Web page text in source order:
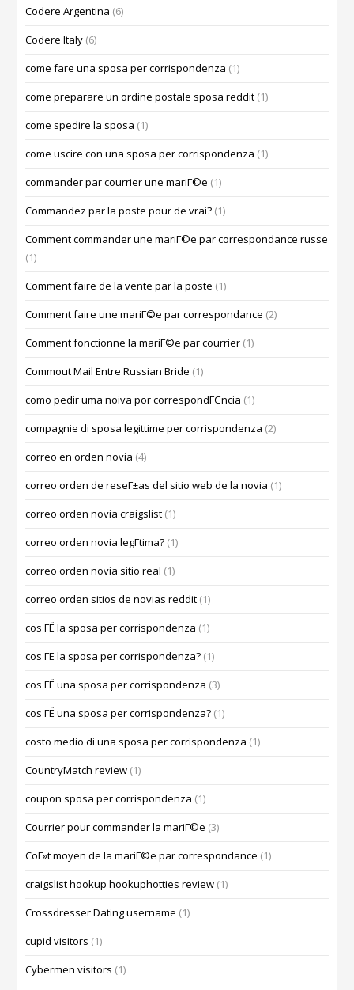
Codere Argentina (6)
Codere Italy (6)
come fare una sposa per corrispondenza (1)
come preparare un ordine postale sposa reddit (1)
come spedire la sposa (1)
come uscire con una sposa per corrispondenza (1)
commander par courrier une mariГ©e (1)
Commandez par la poste pour de vrai? (1)
Comment commander une mariГ©e par correspondance russe
(1)
Comment faire de la vente par la poste (1)
Comment faire une mariГ©e par correspondance (2)
Comment fonctionne la mariГ©e par courrier (1)
Commout Mail Entre Russian Bride (1)
como pedir uma noiva por correspondГЄncia (1)
compagnie di sposa legittime per corrispondenza (2)
correo en orden novia (4)
correo orden de reseГ±as del sitio web de la novia (1)
correo orden novia craigslist (1)
correo orden novia legГ­tima? (1)
correo orden novia sitio real (1)
correo orden sitios de novias reddit (1)
cos'ГЁ la sposa per corrispondenza (1)
cos'ГЁ la sposa per corrispondenza? (1)
cos'ГЁ una sposa per corrispondenza (3)
cos'ГЁ una sposa per corrispondenza? (1)
costo medio di una sposa per corrispondenza (1)
CountryMatch review (1)
coupon sposa per corrispondenza (1)
Courrier pour commander la mariГ©e (3)
CoГ»t moyen de la mariГ©e par correspondance (1)
craigslist hookup hookuphotties review (1)
Crossdresser Dating username (1)
cupid visitors (1)
Cybermen visitors (1)